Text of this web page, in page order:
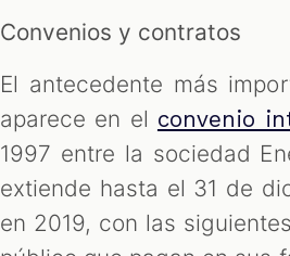
Convenios y contratos
El antecedente más
aparece en el convenio
1997 entre la sociedad
extiende hasta el 31 de
en 2019, con las